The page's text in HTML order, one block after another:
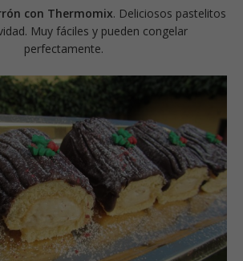
con Thermomix. Deliciosos pastelitos
Muy fáciles y pueden congelar
perfectamente.